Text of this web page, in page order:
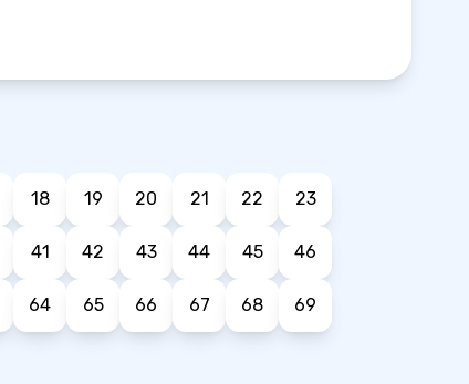
18 19 20 21 22 23
41 42 43 44 45 46
64 65 66 67 68 69